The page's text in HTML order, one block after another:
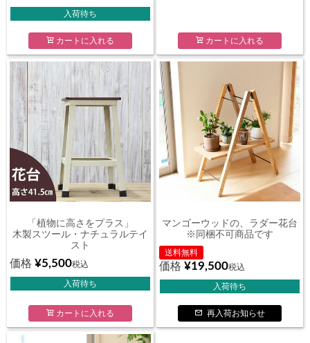
入荷待ち
カートに入れる カートに入れる
「植物に高さをプラス」
木製スツール・ナチュラルテイ
スト
価格 ¥5,500税込
入荷待ち
カートに入れる
マンゴーウッドの、ラダー花台
※同梱不可商品です
送料無料
価格 ¥19,500税込
入荷待ち
再入荷お知らせ